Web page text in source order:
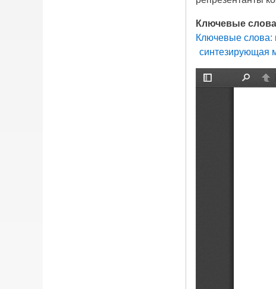
Ключевые
Ключевые слова:
синтезирующая